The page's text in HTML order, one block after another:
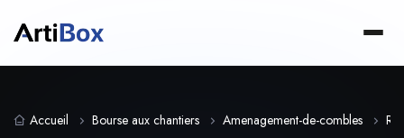
Accueil Bourse aux chantiers Amenagement-de-combles